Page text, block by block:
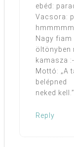
ebéd:
Vacsora:
Nagy fiam
öltönyben
kamasza
Mottó: „A
belépned
neked kell.”
Reply